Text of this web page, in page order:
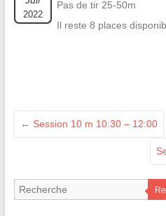
2022
Pas de tir 25-50m
Il reste 8 places
← Session 10 m 10:30 – 12:00